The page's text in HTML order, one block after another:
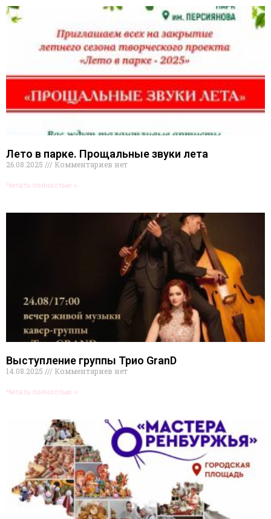
Лето в парке. Прощальные звуки лета
26.08.2025 Комментариев нет
Читать полностью »
Выступление группы Трио GranD
14.08.2025 Комментариев нет
Читать полностью »